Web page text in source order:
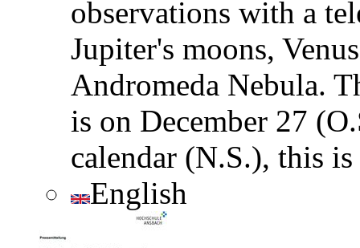
observations with a
Jupiter's moons,
Andromeda Nebula.
is on December 27
calendar (N.S.), this
English